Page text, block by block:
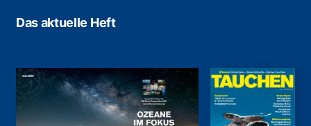
Das aktuelle Heft